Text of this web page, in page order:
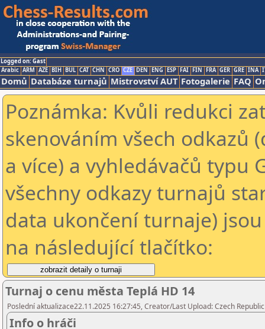
Logged on: Gast
Arabic ARM AZE BIH BUL CAT CHN CRO CZE DEN ENG ESP FAI FIN FRA GER GRE INA
Domů Databáze turnajů Mistrovství AUT Fotogalerie FAQ
Poznámka: Kvůli redukci
skenováním všech odkazů
a více) a vyhledávačů typu
všechny odkazy turnajů
data ukončení turnaje)
na následující tlačítko:
Turnaj o cenu města Teplá HD 14
Poslední aktualizace22.11.2025 16:27:45, Creator/Last Upload: Czech
Info o hráči